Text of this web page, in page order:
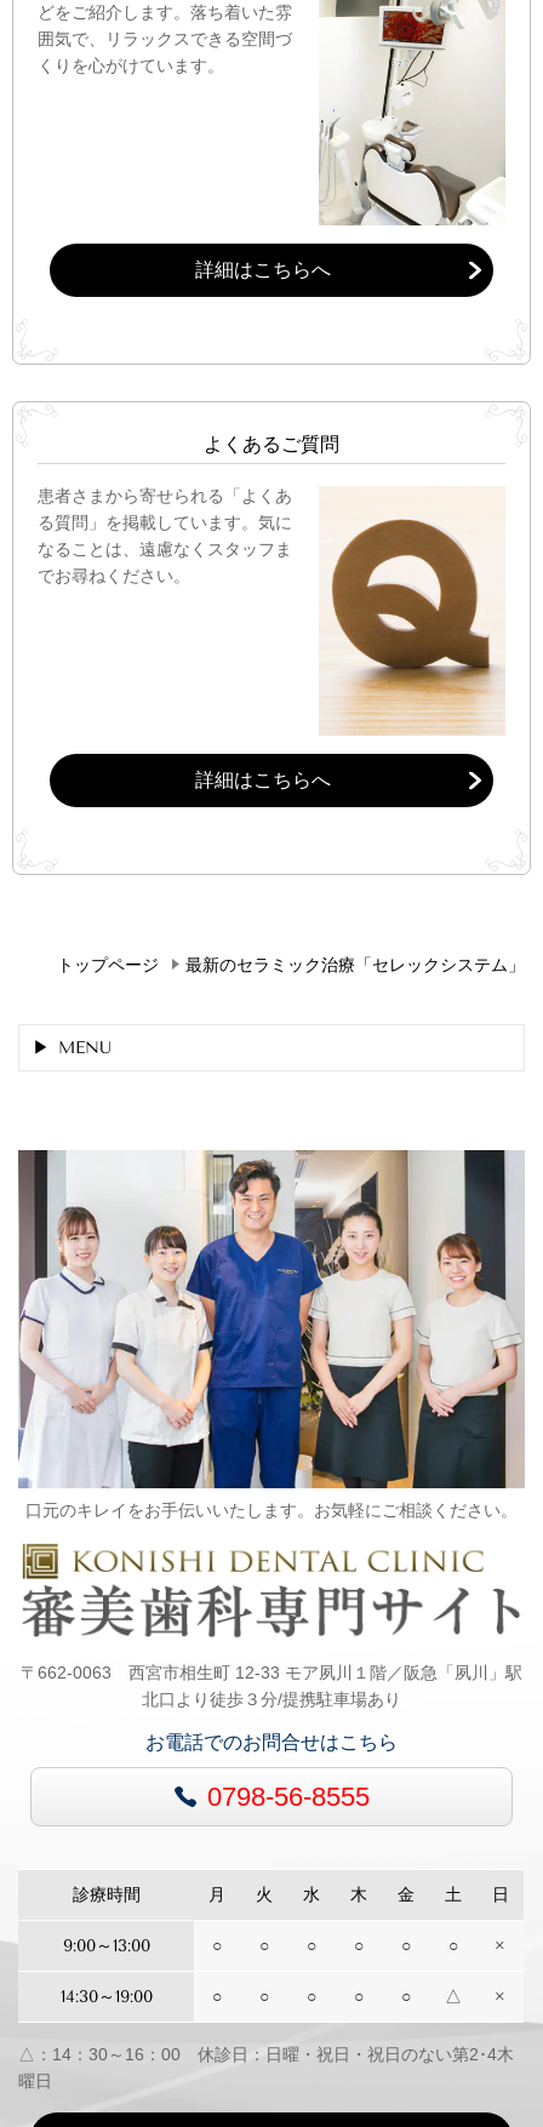
どをご紹介します。落ち着いた雰
囲気で、リラックスできる空間づ
くりを心がけています。
詳細はこちらへ
よくあるご質問
患者さまから寄せられる「よくあ
る質問」を掲載しています。気に
なることは、遠慮なくスタッフま
でお尋ねください。
詳細はこちらへ
トップページ 最新のセラミック治療「セレックシステム」
MENU
口元のキレイをお手伝いいたします。お気軽にご相談ください。
〒662-0063 西宮市相生町 12-33 モア夙川１階／阪急「夙川」駅
北口より徒歩３分/提携駐車場あり
お電話でのお問合せはこちら
0798-56-8555
診療時間 月 火 水 木 金 土 日
9:00～13:00 ○ ○ ○ ○ ○ ○ ×
14:30～19:00 ○ ○ ○ ○ ○ △ ×
△：14：30～16：00 休診日：日曜・祝日・祝日のない第2･4木
曜日